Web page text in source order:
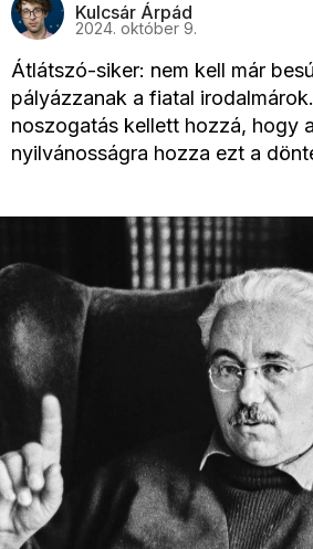
Kulcsár Árpád
2024. október 9.
Átlátszó-siker: nem kell már
pályázzanak a fiatal
noszogatás kellett hozzá, hogy
nyilvánosságra hozza ezt a